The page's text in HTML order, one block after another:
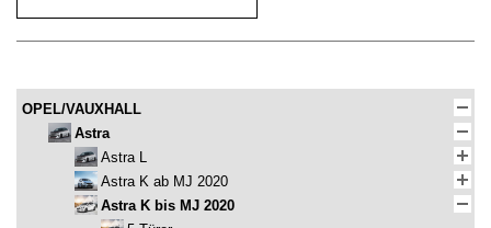
OPEL/VAUXHALL
Astra
Astra L
Astra K ab MJ 2020
Astra K bis MJ 2020